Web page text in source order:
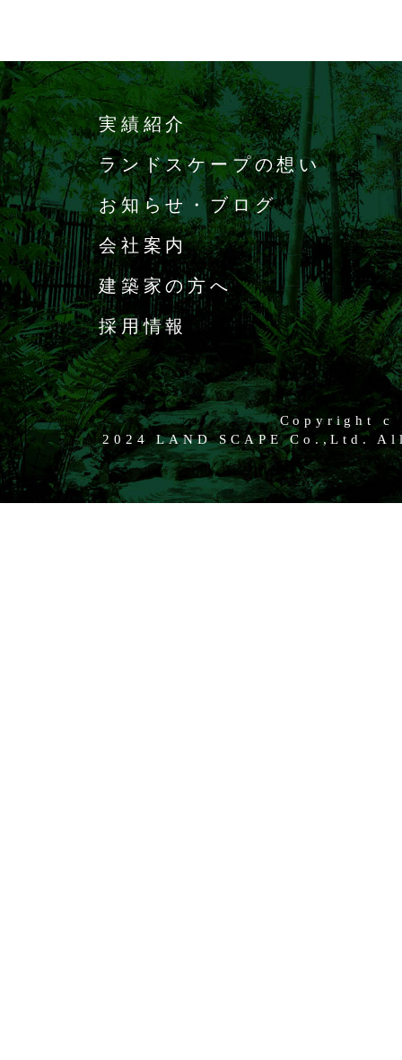
実績紹介
ランドスケープの想い
お知らせ・ブログ
会社案内
建築家の方へ
採用情報
Copyright c
2024 LAND SCAPE Co.,Ltd.